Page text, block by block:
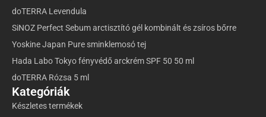
doTERRA Levendula
SiNOZ Perfect Sebum arctisztító gél kombinált és zsíros bőrre
Yoskine Japan Pure sminklemosó tej
Hada Labo Tokyo fényvédő arckrém SPF 50 50 ml
doTERRA Rózsa 5 ml
Kategóriák
Készletes termékek